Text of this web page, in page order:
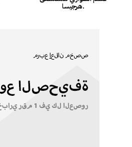
هرجيسا.